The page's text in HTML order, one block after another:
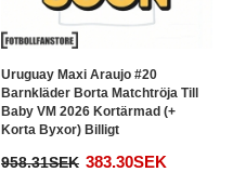
Uruguay Maxi Araujo #20
Barnkläder Borta Matchtröja Till
Baby VM 2026 Kortärmad (+
Korta Byxor) Billigt
958.31SEK 383.30SEK